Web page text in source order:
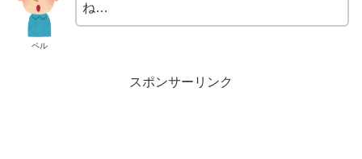
ペル
ね…
スポンサーリンク